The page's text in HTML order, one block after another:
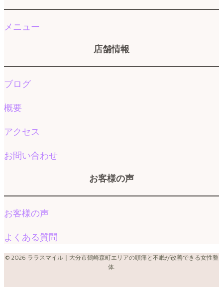
メニュー
店舗情報
ブログ
概要
アクセス
お問い合わせ
お客様の声
お客様の声
よくある質問
© 2026 ララスマイル｜大分市鶴崎森町エリアの頭痛と不眠が改善できる女性整
体.